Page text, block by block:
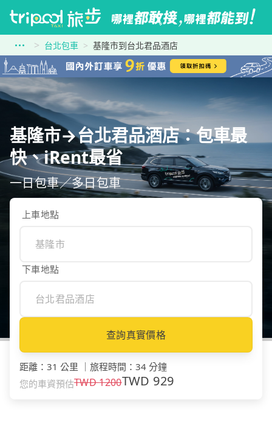
台北包車 基隆市到台北君品酒店
基隆市→台北君品酒店：包車最
快、iRent最省
一日包車／多日包車
上車地點
下車地點
查詢真實價格
距離 ： 31 公里 旅程時間 ： 34 分鐘
您的車資預估TWD1200TWD 929